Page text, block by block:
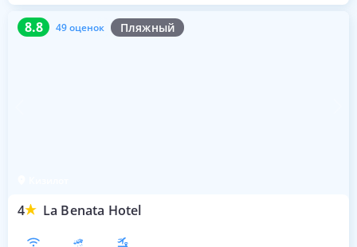
8.8 49 оценок Пляжный
4 La Benata Hotel
8.8 49 оценок